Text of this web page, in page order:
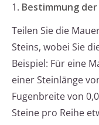
1. Bestimmung
Teilen Sie die
Steins, wobei Sie
Beispiel: Für eine
einer Steinlänge
Fugenbreite von
Steine pro Reihe